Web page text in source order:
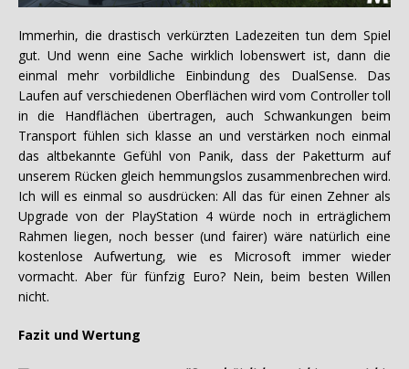
Immerhin, die drastisch verkürzten Ladezeiten tun dem Spiel
gut. Und wenn eine Sache wirklich lobenswert ist, dann die
einmal mehr vorbildliche Einbindung des DualSense. Das
Laufen auf verschiedenen Oberflächen wird vom Controller toll
in die Handflächen übertragen, auch Schwankungen beim
Transport fühlen sich klasse an und verstärken noch einmal
das altbekannte Gefühl von Panik, dass der Paketturm auf
unserem Rücken gleich hemmungslos zusammenbrechen wird.
Ich will es einmal so ausdrücken: All das für einen Zehner als
Upgrade von der PlayStation 4 würde noch in erträglichem
Rahmen liegen, noch besser (und fairer) wäre natürlich eine
kostenlose Aufwertung, wie es Microsoft immer wieder
vormacht. Aber für fünfzig Euro? Nein, beim besten Willen
nicht.
Fazit und Wertung